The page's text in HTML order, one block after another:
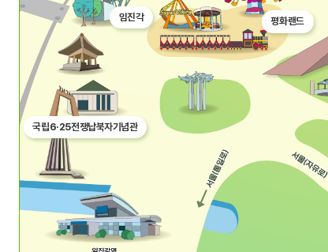
임진각 평화랜드
국립6·25전쟁납북자기념관